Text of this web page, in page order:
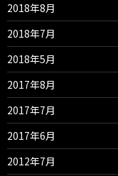
2018年8月
2018年7月
2018年5月
2017年8月
2017年7月
2017年6月
2012年7月